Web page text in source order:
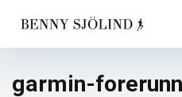
garmin-